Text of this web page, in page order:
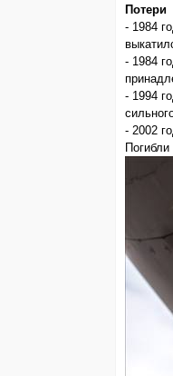
Потери
- 1984
- 1984
- 1994
- 2002